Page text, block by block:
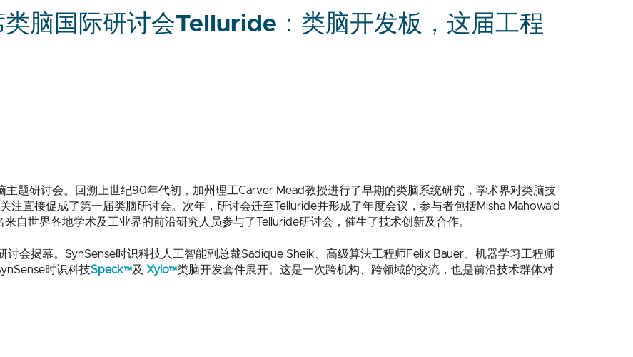
脑国际研讨会Telluride：类脑开发板，这届工程
题研讨会。回溯上世纪90年代初，加州理工Carver Mead教授进行了早期的类脑系统研究，学术界对类脑技
注直接促成了第一届类脑研讨会。次年，研讨会迁至Telluride并形成了年度会议，参与者包括Misha Mahowald
自世界各地学术及工业界的前沿研究人员参与了Telluride研讨会，催生了技术创新及合作。
会揭幕。SynSense时识科技人工智能副总裁Sadique Sheik、高级算法工程师Felix Bauer、机器学习工程师
时识科技Speck™及 Xylo™类脑开发套件展开。这是一次跨机构、跨领域的交流，也是前沿技术群体对